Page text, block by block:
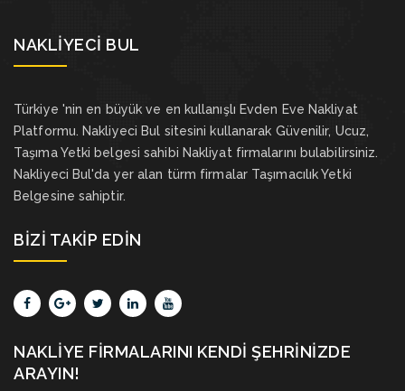
NAKLIYECI BUL
Türkiye 'nin en büyük ve en kullanışlı Evden Eve Nakliyat
Platformu. Nakliyeci Bul sitesini kullanarak Güvenilir, Ucuz,
Taşıma Yetki belgesi sahibi Nakliyat firmalarını bulabilirsiniz.
Nakliyeci Bul'da yer alan türm firmalar Taşımacılık Yetki
Belgesine sahiptir.
BIZI TAKIP EDIN
NAKLIYE FIRMALARINI KENDI ŞEHRINIZDE
ARAYIN!